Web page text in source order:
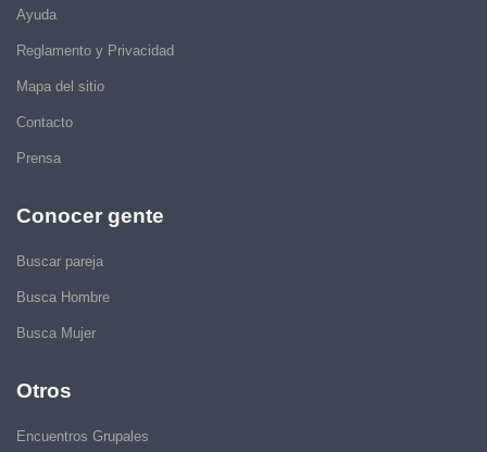
Ayuda
Reglamento y Privacidad
Mapa del sitio
Contacto
Prensa
Conocer gente
Buscar pareja
Busca Hombre
Busca Mujer
Otros
Encuentros Grupales